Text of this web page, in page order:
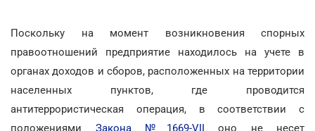
Поскольку на момент возникновения спорных
правоотношений предприятие находилось на учете в
органах доходов и сборов, расположенных на территории
населенных пунктов, где проводится
антитеррористическая операция, в соответствии с
положениями Закона №1669-VII оно не несет